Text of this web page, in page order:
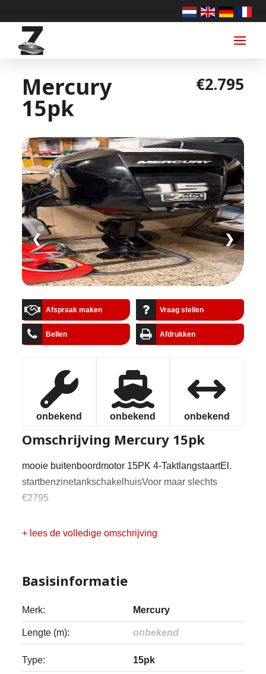
Mercury
15pk
€2.795
❮ ❯
Afspraak maken Vraag stellen
Bellen Afdrukken
onbekend onbekend onbekend
Omschrijving Mercury 15pk
mooie buitenboordmotor 15PK 4-TaktlangstaartEl.
startbenzinetankschakelhuisVoor maar slechts
€2795
+ lees de volledige omschrijving
Basisinformatie
Merk: Mercury
Lengte (m): onbekend
Type: 15pk